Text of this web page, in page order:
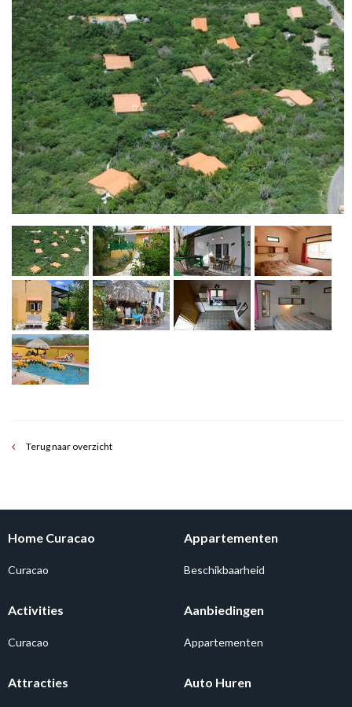
Terug naar overzicht
Home Curacao
Curacao
Appartementen
Beschikbaarheid
Activities
Curacao
Aanbiedingen
Appartementen
Attracties Auto Huren